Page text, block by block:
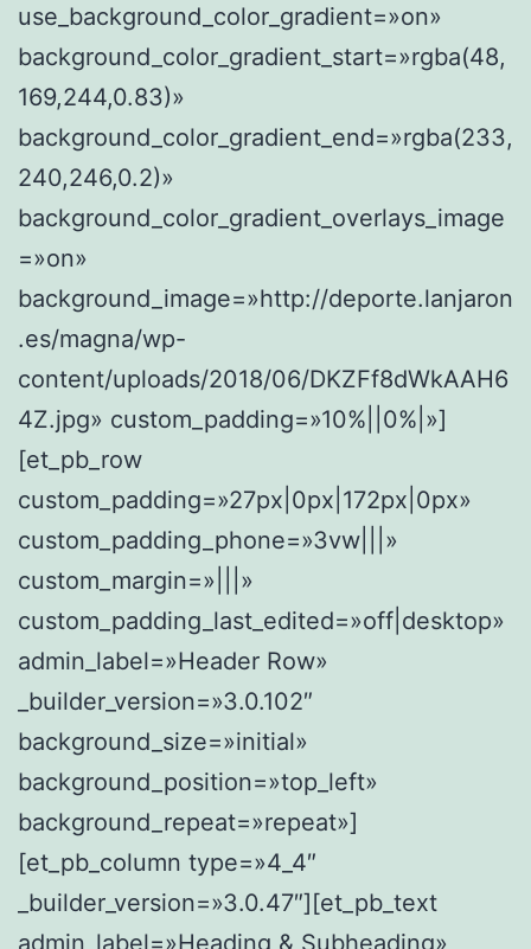
use_background_color_gradient=»on»
background_color_gradient_start=»rgba(48,
169,244,0.83)»
background_color_gradient_end=»rgba(233,
240,246,0.2)»
background_color_gradient_overlays_image
=»on»
background_image=»http://deporte.lanjaron
.es/magna/wp-
content/uploads/2018/06/DKZFf8dWkAAH6
4Z.jpg» custom_padding=»10%||0%|»]
[et_pb_row
custom_padding=»27px|0px|172px|0px»
custom_padding_phone=»3vw|||»
custom_margin=»|||»
custom_padding_last_edited=»off|desktop»
admin_label=»Header Row»
_builder_version=»3.0.102″
background_size=»initial»
background_position=»top_left»
background_repeat=»repeat»]
[et_pb_column type=»4_4″
_builder_version=»3.0.47″][et_pb_text
admin_label=»Heading & Subheading»